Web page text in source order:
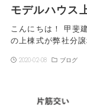
モデルハウス
こんにちは！ 甲斐
の上棟式が弊社分
2020-02-08 ブログ